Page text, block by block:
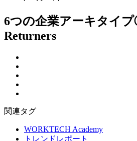
6つの企業アーキタイ
Returners
関連タグ
WORKTECH Academy
トレンドレポート